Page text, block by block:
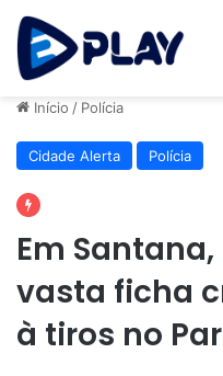
Início / Polícia
Cidade Alerta Polícia
Em
vasta ficha
à tiros no